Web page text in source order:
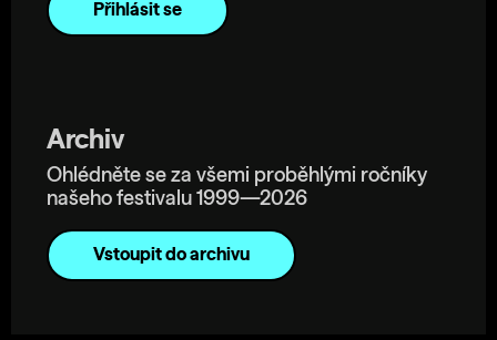
Archiv
Ohlédněte se za všemi proběhlými ročníky
našeho festivalu 1999—2026
Vstoupit do archivu